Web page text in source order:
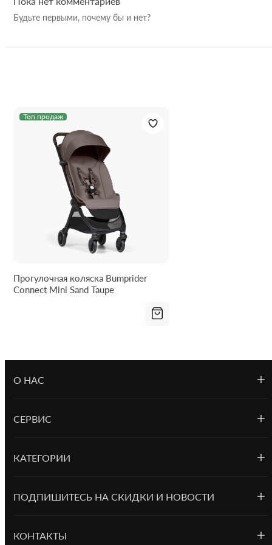
Подходит для детей от рождения до 4 лет.
В сложенном виде стоит самостоятельно.
Большой капюшон с защитой от ультрафиолета
UPF50+ и возможностью удлинения.
Система ремней безопасности EasySlide.
Исключительно мягкая подвеска.
Поддерживает бесчисленное количество
аксессуаров.
Высокая высота сиденья.
Пакунок малюка :
Будьте первыми, почему бы и нет?
Топ продаж
Прогулочная коляска Bumprider
Connect Mini Sand Taupe
О НАС
СЕРВИС
КАТЕГОРИИ
ПОДПИШИТЕСЬ НА СКИДКИ И НОВОСТИ
КОНТАКТЫ